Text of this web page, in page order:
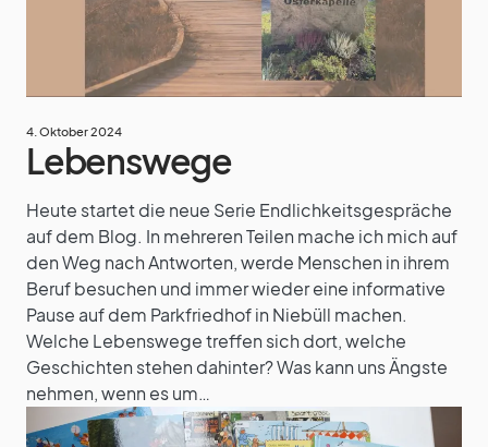
4. Oktober 2024
Lebenswege
Heute startet die neue Serie Endlichkeitsgespräche
auf dem Blog. In mehreren Teilen mache ich mich auf
den Weg nach Antworten, werde Menschen in ihrem
Beruf besuchen und immer wieder eine informative
Pause auf dem Parkfriedhof in Niebüll machen.
Welche Lebenswege treffen sich dort, welche
Geschichten stehen dahinter? Was kann uns Ängste
nehmen, wenn es um…